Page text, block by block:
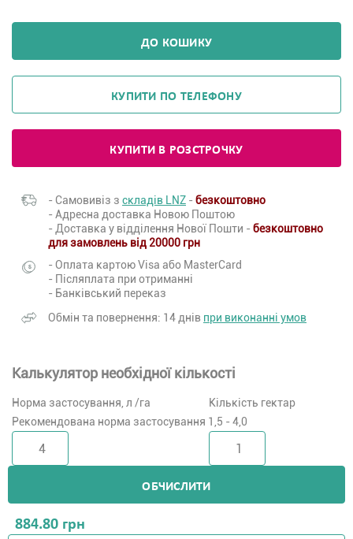
ДО КОШИКУ
КУПИТИ ПО ТЕЛЕФОНУ
КУПИТИ В РОЗСТРОЧКУ
- Самовивіз з складів LNZ - безкоштовно
- Адресна доставка Новою Поштою
- Доставка у відділення Нової Пошти - безкоштовно
для замовлень від 20000 грн
- Оплата картою Visa або MasterCard
- Післяплата при отриманні
- Банківський переказ
Обмін та повернення: 14 днів при виконанні умов
Калькулятор необхідної кількості
Норма застосування, л /га
Кількість гектар
Рекомендована норма застосування 1,5 - 4,0
ОБЧИСЛИТИ
884.80 грн